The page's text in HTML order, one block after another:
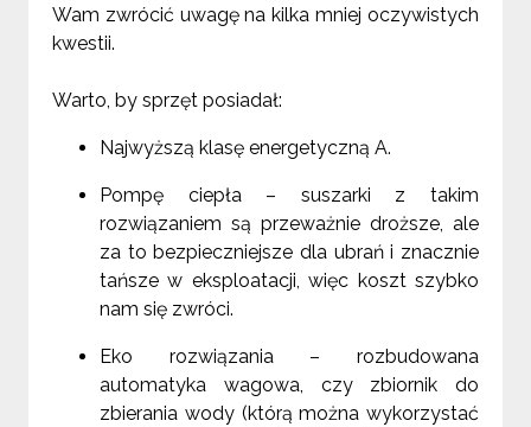
Wam zwrócić uwagę na kilka mniej oczywistych
kwestii.
Warto, by sprzęt posiadał:
Najwyższą klasę energetyczną A.
Pompę ciepła – suszarki z takim
rozwiązaniem są przeważnie droższe, ale
za to bezpieczniejsze dla ubrań i znacznie
tańsze w eksploatacji, więc koszt szybko
nam się zwróci.
Eko rozwiązania – rozbudowana
automatyka wagowa, czy zbiornik do
zbierania wody (którą można wykorzystać